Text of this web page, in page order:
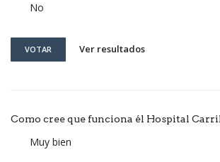
No
VOTAR Ver resultados
Como cree que funciona él Hospital
Muy bien